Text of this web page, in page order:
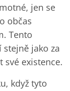
jen se
občas
Tento
jako za
své existence.
když tyto